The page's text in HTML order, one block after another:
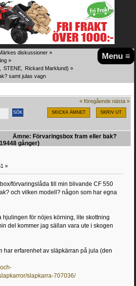
Menu ≡
diskussioner »
»
STENE Rickard Marklund) »
samt julas vagn
« föregående nästa »
SKICKA ÄMNET SKRIV UT
Ämne: Förvaringsbox fram eller bak?
gånger)
»
förvaringslåda till min blivande CF 550
och vilken modell? någon som har egna
hjulingen för nöjes körning, lite skottning
del kommer jag sällan vara ute i skogen
har erfarenhet av släpkärran på jula (den
slapkarra-707036/